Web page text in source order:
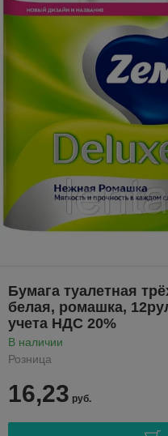
Бумага туалетная
белая, ромашка,
учета НДС 20%
В наличии
Розница
16,23 руб.